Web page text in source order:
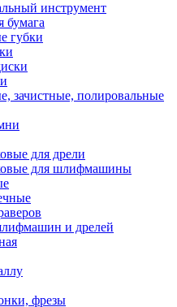
инструмент
бумага
губки
зачистные, полировальные
для дрели
для шлифмашины
и дрелей